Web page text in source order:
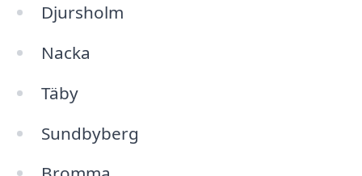
Djursholm
Nacka
Täby
Sundbyberg